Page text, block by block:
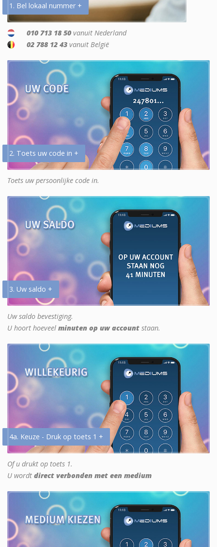
1. Bel lokaal nummer +
010 713 18 50 vanuit Nederland
02 788 12 43 vanuit België
2. Toets uw code in +
Toets uw persoonlijke code in.
3. Uw saldo +
Uw saldo bevestiging.
U hoort hoeveel minuten op uw account staan.
4a. Keuze - Druk op toets 1 +
Of u drukt op toets 1.
U wordt direct verbonden met een medium